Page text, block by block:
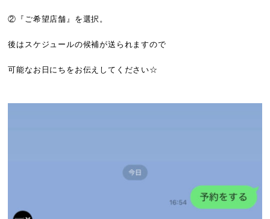
②『ご希望店舗』を選択。
後はスケジュールの候補が送られますので
可能なお日にちをお伝えしてください☆